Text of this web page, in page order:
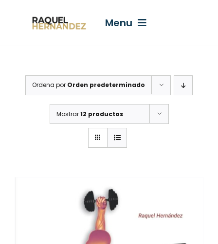
contenido
Menu
Libros
¿CÓMO PUEDO AYUDARTE?
Ordena por Orden predeterminado
Mostrar12 productos